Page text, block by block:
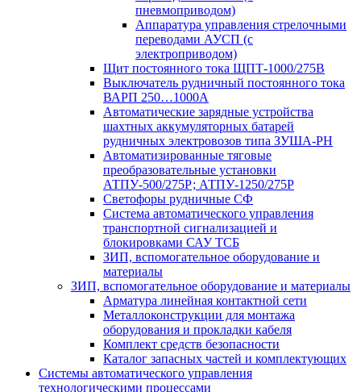
пневмоприводом)
Аппаратура управления стрелочными
переводами АУСП (с
электроприводом)
Щит постоянного тока ЩПТ-1000/275В
Выключатель рудничный постоянного тока
ВАРП 250…1000А
Автоматические зарядные устройства
шахтных аккумуляторных батарей
рудничных электровозов типа ЗУША-РН
Автоматизированные тяговые
преобразовательные установки
АТПУ-500/275Р; АТПУ-1250/275Р
Светофоры рудничные СФ
Система автоматического управления
транспортной сигнализацией и
блокировками САУ ТСБ
ЗИП, вспомогательное оборудование и
материалы
ЗИП, вспомогательное оборудование и материалы
Арматура линейная контактной сети
Металлоконструкции для монтажа
оборудования и прокладки кабеля
Комплект средств безопасности
Каталог запасных частей и комплектующих
Системы автоматического управления
технологическими процессами